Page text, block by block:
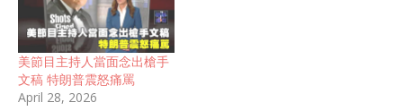
美節目主持人當面念出槍手
文稿 特朗普震怒痛罵
April 28, 2026